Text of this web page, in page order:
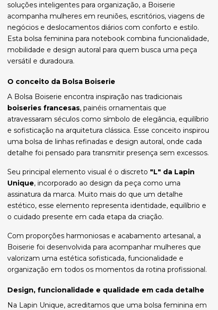
soluções inteligentes para organização, a Boiserie
acompanha mulheres em reuniões, escritórios, viagens de
negócios e deslocamentos diários com conforto e estilo.
Esta bolsa feminina para notebook combina funcionalidade,
mobilidade e design autoral para quem busca uma peça
versátil e duradoura.
O conceito da Bolsa Boiserie
A Bolsa Boiserie encontra inspiração nas tradicionais
boiseries francesas, painéis ornamentais que
atravessaram séculos como símbolo de elegância, equilíbrio
e sofisticação na arquitetura clássica. Esse conceito inspirou
uma bolsa de linhas refinadas e design autoral, onde cada
detalhe foi pensado para transmitir presença sem excessos.
Seu principal elemento visual é o discreto "L" da Lapin
Unique, incorporado ao design da peça como uma
assinatura da marca. Muito mais do que um detalhe
estético, esse elemento representa identidade, equilíbrio e
o cuidado presente em cada etapa da criação.
Com proporções harmoniosas e acabamento artesanal, a
Boiserie foi desenvolvida para acompanhar mulheres que
valorizam uma estética sofisticada, funcionalidade e
organização em todos os momentos da rotina profissional.
Design, funcionalidade e qualidade em cada detalhe
Na Lapin Unique, acreditamos que uma bolsa feminina em